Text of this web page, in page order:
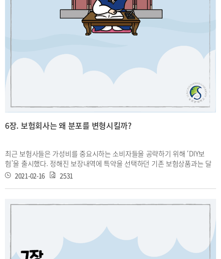
6장. 보험회사는 왜 분포를 변형시킬까?
최근 보험사들은 가성비를 중요시하는 소비자들을 공략하기 위해 ‘DIY보
험’을 출시했다. 정해진 보장내역에 특약을 선택하던 기존 보험상품과는 달
리, DIY보험은 보장범위를 계약자가 직접 선택할 수 있어서 보험료가 저렴한
개별 예상 손해액은 어떻게 계산될까? 또한 인플레이션 등의 상황은 보험료
에 어떻게 반영되는지 이번 장에 설명할 Scale Distribution, Finite Mixture
2021-02-16 2531